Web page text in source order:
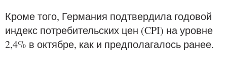
Кроме того, Германия подтвердила годовой
индекс потребительских цен (CPI) на уровне
2,4% в октябре, как и предполагалось ранее.